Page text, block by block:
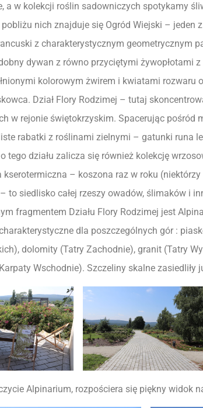
a w kolekcji roślin sadowniczych spotykamy
pobliżu nich znajduje się Ogród Wiejski – jeden
z charakterystycznym geometrycznym
dywan z równo przyciętymi żywopłotami
kolorowym żwirem i kwiatami rozwaru
Dział Flory Rodzimej – tutaj
w rejonie świętokrzyskim. Spacerując pośród
rabatki z roślinami zielnymi – gatunki runa
tego działu zalicza się również kolekcję
kserotermiczna – koszona raz w roku
to siedlisko całej rzeszy owadów, ślimaków i
fragmentem Działu Flory Rodzimej jest
dla poszczególnych gór :
dolomity (Tatry Zachodnie), granit (Tatry
Wschodnie). Szczeliny skalne zasiedliły
Alpinarium, rozpościera się piękny widok